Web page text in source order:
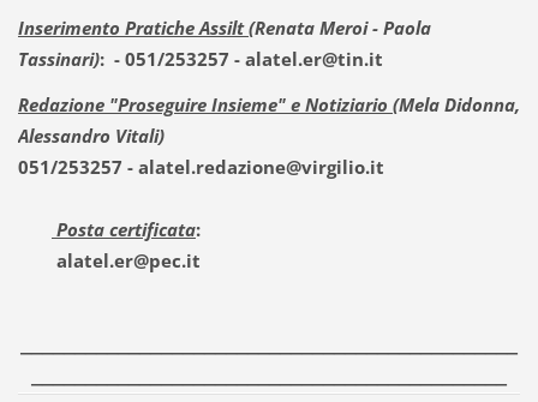
Inserimento Pratiche Assilt(Renata Meroi - Paola
Tassinari): - 051/253257 - alatel.er@tin.it
Redazione "Proseguire Insieme" e Notiziario (Mela Didonna,
Alessandro Vitali)
051/253257 - alatel.redazione@virgilio.it
Posta certificata:
alatel.er@pec.it